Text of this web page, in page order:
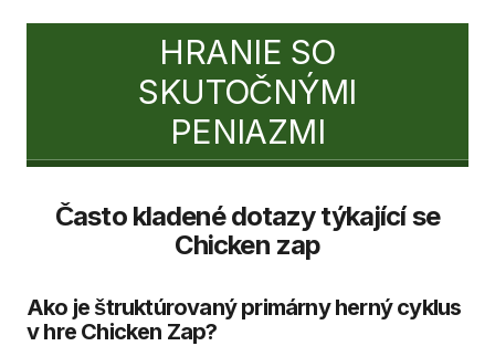
HRANIE SO
SKUTOČNÝMI
PENIAZMI
Často kladené dotazy týkající se
Chicken zap
Ako je štruktúrovaný primárny herný cyklus
v hre Chicken Zap?